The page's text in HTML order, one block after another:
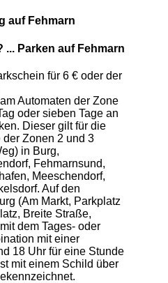
auf Fehmarn
Parken auf Fehmarn
für 6 € oder der
Automaten der Zone
oder sieben Tage an
Dieser gilt für die
Zonen 2 und 3
in Burg,
Fehmarnsund,
Meeschendorf,
Auf den
(Am Markt, Parkplatz
Breite Straße,
dem Tages- oder
mit einer
18 Uhr für eine Stunde
mit einem Schild über